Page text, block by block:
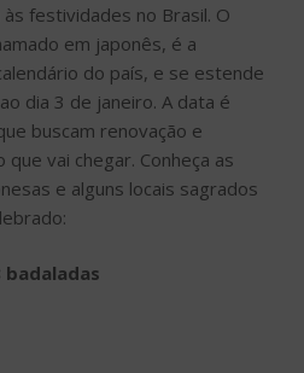
festividades no Brasil. O
em japonês, é a
do país, e se estende
dia 3 de janeiro. A data é
buscam renovação e
vai chegar. Conheça as
e alguns locais sagrados
badaladas